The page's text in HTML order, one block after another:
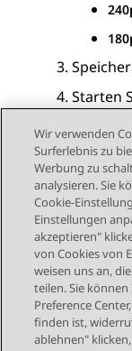
Starten
Send
Vorheriges
STAY
Wir verwenden
Surferlebnis zu
Werbung zu
analysieren. Sie
Cookie-
Einstellungen
akzeptieren"
von Cookies von
weisen uns an,
teilen. Sie
Preference
finden ist,
ablehnen"